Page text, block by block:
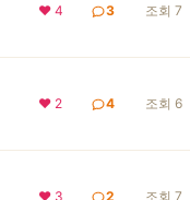
❤ 4 3 조회 7
❤ 2 4 조회 6
❤ 3 2 조회 7